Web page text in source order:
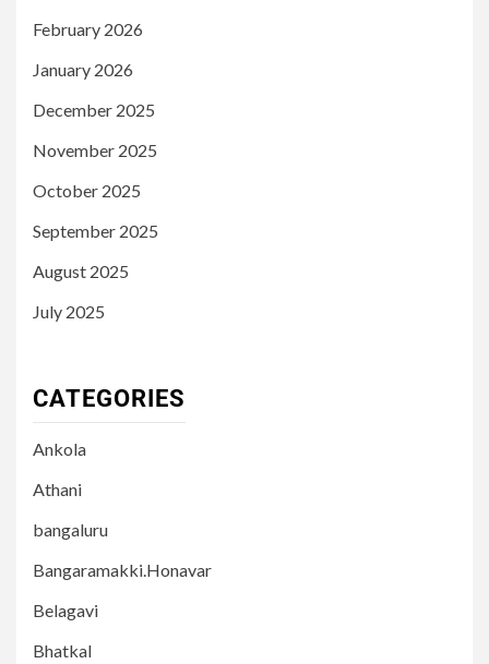
February 2026
January 2026
December 2025
November 2025
October 2025
September 2025
August 2025
July 2025
CATEGORIES
Ankola
Athani
bangaluru
Bangaramakki.Honavar
Belagavi
Bhatkal